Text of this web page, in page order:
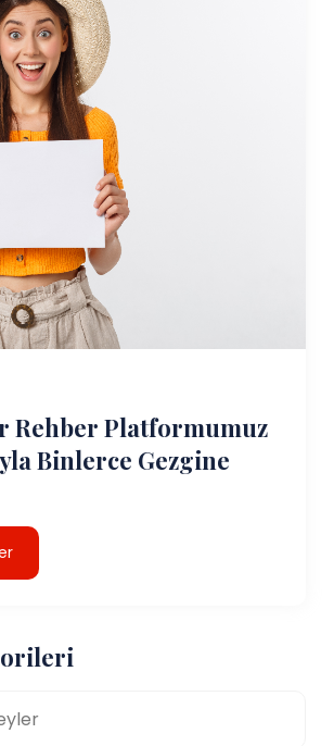
Rehber Platformumuz
Binlerce Gezgine